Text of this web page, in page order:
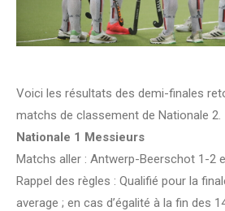
Voici les résultats des demi-finales
matchs de classement de Nationale 2.
Nationale 1 Messieurs
Matchs aller : Antwerp-Beerschot 1-2
Rappel des règles : Qualifié pour la
average ; en cas d’égalité à la fin des